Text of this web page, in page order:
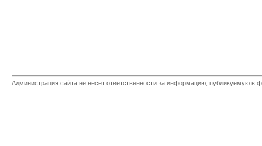
Администрация сайта не несет ответственности за информацию, публикуемую